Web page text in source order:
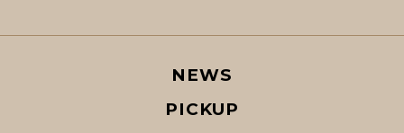
NEWS
PICKUP